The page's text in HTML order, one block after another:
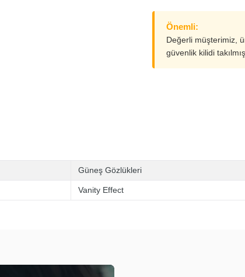
Önemli:
Değerli müşterimiz,
güvenlik kilidi
Güneş Gözlükleri
Vanity Effect